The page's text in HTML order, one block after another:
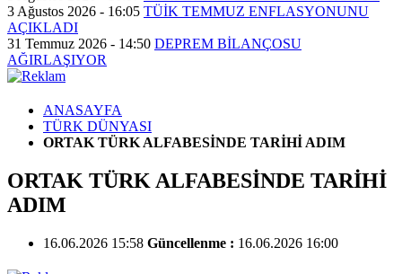
3 Ağustos 2026 - 16:05 TÜİK TEMMUZ ENFLASYONUNU
AÇIKLADI
31 Temmuz 2026 - 14:50 DEPREM BİLANÇOSU
AĞIRLAŞIYOR
ANASAYFA
TÜRK DÜNYASI
ORTAK TÜRK ALFABESİNDE TARİHİ ADIM
ORTAK TÜRK ALFABESİNDE TARİHİ
ADIM
16.06.2026 15:58 Güncellenme : 16.06.2026 16:00